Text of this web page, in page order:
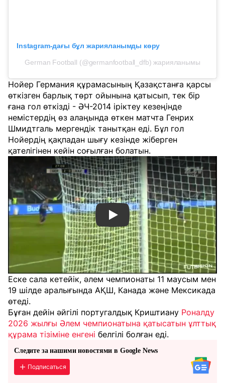
Instagram-дағы бұл жарияланымды көру
German Football (@germanfootball_dfb) жарияланымы
Нойер Германия құрамасының Қазақстанға қарсы
өткізген барлық төрт ойынына қатысып, тек бір
ғана гол өткізді - ӘЧ-2014 іріктеу кезеңінде
немістердің өз алаңында өткен матчта Генрих
Шмидтгаль мергендік танытқан еді. Бұл гол
Нойердің қақпадан шығу кезінде жіберген
қателігінен кейін соғылған болатын.
Смотреть видео YouTube
Еске сала кетейік, әлем чемпионаты 11 маусым мен
19 шілде аралығында АҚШ, Канада және Мексикада
өтеді.
Бұған дейін әйгілі португалдық Криштиану Роналду
2026 жылғы Әлем чемпионатына қатысатын ұлттық
құрама тізіміне енгені белгілі болған еді.
Следите за нашими новостями в Google News
Подписаться